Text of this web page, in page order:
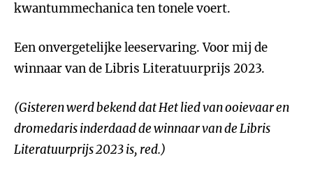
kwantummechanica ten tonele voert.
Een onvergetelijke leeservaring. Voor mij de
winnaar van de Libris Literatuurprijs 2023.
(Gisteren werd bekend dat Het lied van ooievaar en
dromedaris inderdaad de winnaar van de Libris
Literatuurprijs 2023 is, red.)